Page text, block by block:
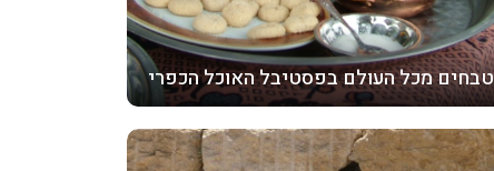
מכל העולם בפסטיבל האוכל הכפרי